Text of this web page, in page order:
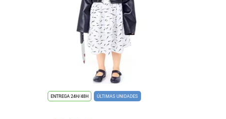
ENTREGA 24H/48H ÚLTIMAS UNIDADES